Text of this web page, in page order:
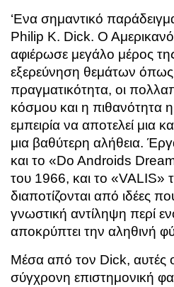
‘Ενα σημαντικό
Philip K. Dick. Ο
αφιέρωσε μεγάλο μέρος
εξερεύνηση θεμάτων
πραγματικότητα, οι
κόσμου και η πιθανότητα
εμπειρία να αποτελεί μια
μια βαθύτερη αλήθεια.
και το «Do Androids
του 1966, και το «VALIS»
διαποτίζονται από ιδέες
γνωστική αντίληψη περί
αποκρύπτει την αληθινή
Μέσα από τον Dick, αυτές
σύγχρονη επιστημονική